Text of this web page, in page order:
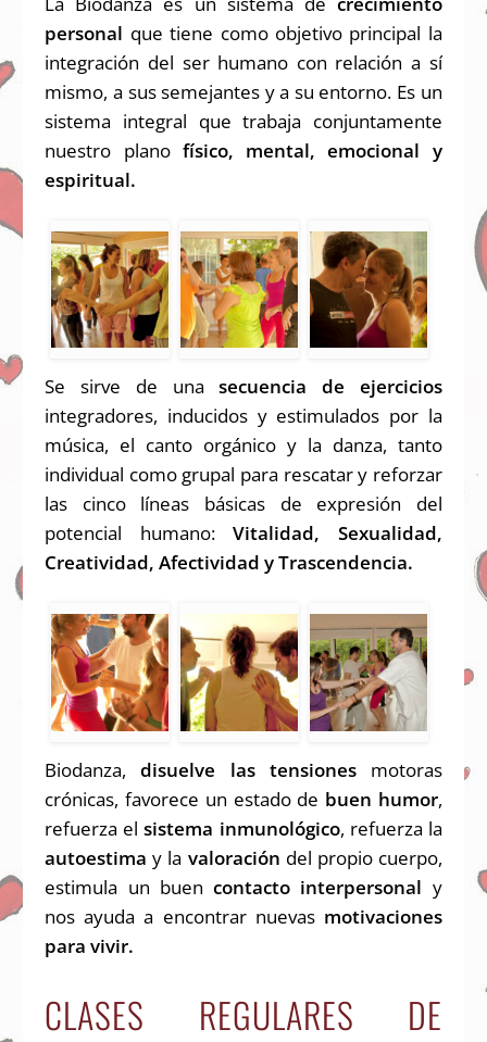
personal que tiene como objetivo principal la
integración del ser humano con relación a sí
mismo, a sus semejantes y a su entorno. Es un
sistema integral que trabaja conjuntamente
nuestro planofísico, mental, emocional y
espiritual.
Se sirve de unasecuencia de ejercicios
integradores, inducidos y estimulados por la
música, el canto orgánico y la danza, tanto
individual como grupal para rescatar y reforzar
las cinco líneas básicas de expresión del
potencial humano:Vitalidad, Sexualidad,
Creatividad, Afectividad y Trascendencia.
Biodanza,disuelve las tensionesmotoras
crónicas, favorece un estado de buen humor,
refuerza elsistema inmunológico, refuerza la
autoestima y la valoración del propio cuerpo,
estimula un buencontacto interpersonal y
nos ayuda a encontrar nuevas motivaciones
para vivir.
CLASES REGULARES DE